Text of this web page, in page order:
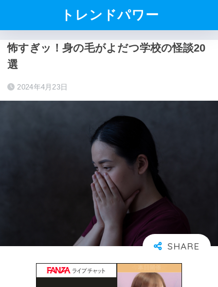
トレンドパワー
怖すぎッ！身の毛がよだつ学校の怪談20
選
2024年4月23日